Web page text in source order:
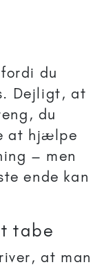
du
Dejligt, at
du
at hjælpe
– men
ende kan
tabe
at man